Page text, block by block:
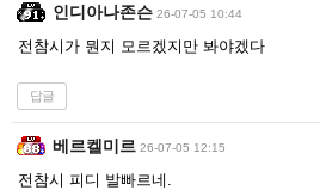
인디아나존슨 26-07-05 10:44
전참시가 뭔지 모르겠지만 봐야겠다
답글
베르켈미르 26-07-05 12:15
전참시 피디 발빠르네.